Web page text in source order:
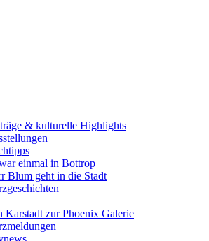
& kulturelle Highlights
einmal in Bottrop
Blum geht in die Stadt
Karstadt zur Phoenix Galerie